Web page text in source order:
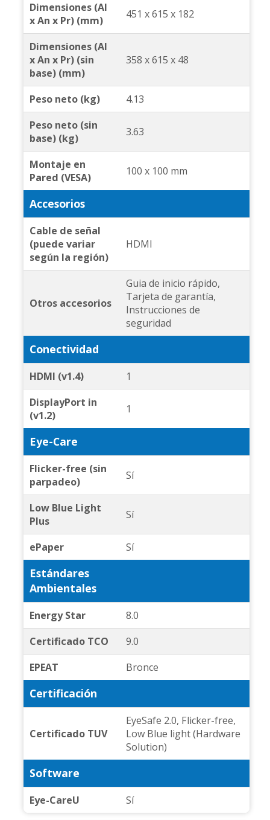
Dimensiones (Al
x An x Pr) (mm)
451 x 615 x 182
Dimensiones (Al
x An x Pr) (sin
base) (mm)
358 x 615 x 48
Peso neto (kg)
4.13
Peso neto (sin
base) (kg)
3.63
Montaje en
Pared (VESA)
100 x 100 mm
Accesorios
Cable de señal
(puede variar
según la región)
HDMI
Otros accesorios
Guia de inicio rápido,
Tarjeta de garantía,
Instrucciones de
seguridad
Conectividad
HDMI (v1.4)
1
DisplayPort in
(v1.2)
1
Eye-Care
Flicker-free (sin
parpadeo)
Sí
Low Blue Light
Plus
Sí
ePaper Sí
Estándares
Ambientales
Energy Star
8.0
Certificado TCO
9.0
EPEAT
Bronce
Certificación
Certificado TUV
EyeSafe 2.0, Flicker-free,
Low Blue light (Hardware
Solution)
Software
Eye-CareU Sí